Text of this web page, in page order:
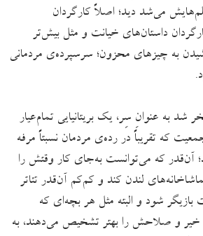
می‌شد دید؛ اصلاً کارگردان
داستان‌های خیانت و مثل بیش‌تر
به چیزهای محزون؛ سرسپرده‌ی مردمانی
شد به عنوانِ سِر، یک بریتانیایی تمام‌عیار
که تقریباً در رده‌ی مردمان نسبتاً مرفه
که می‌توانست به‌جای کار وقتش را
لندن کند و کم‌کم آن‌قدر تئاتر
بازیگر شود و البته مثل هر بچه‌ای که
خیر و صلاحش را بهتر تشخیص می‌دهند، به